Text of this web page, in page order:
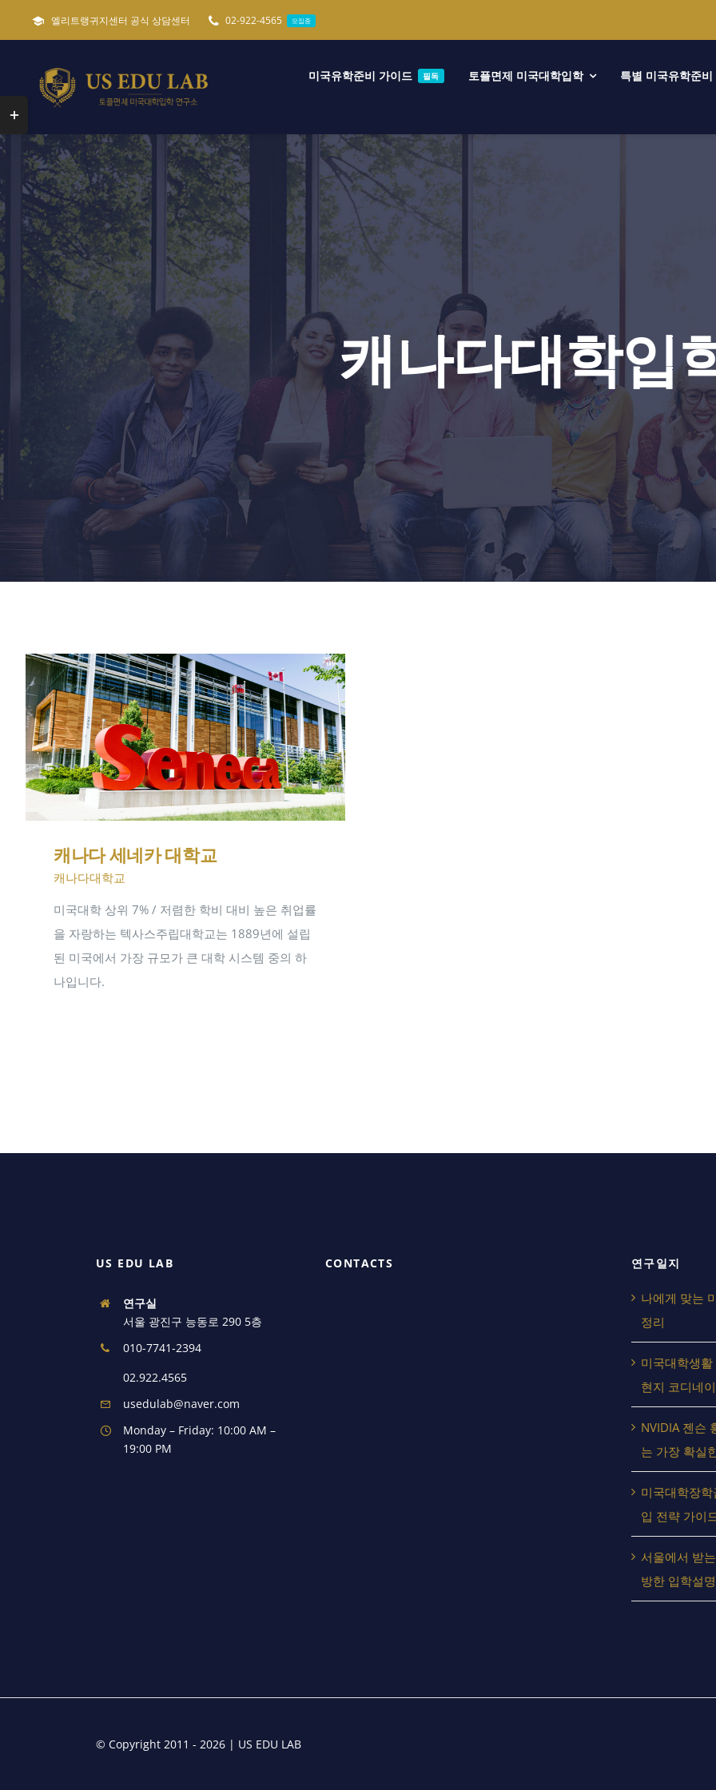
너
뛰
기
엘리트랭귀지센터 공식 상담센터 02-922-4565 모집중
미국유학준비 가이드 필독 토플면제 미국대학입학 특별 미국유학준비
캐나다대학입
캐나다 세네카 대학교
캐나다대학교
미국대학 상위 7% / 저렴한 학비 대비 높은 취업률
을 자랑하는 텍사스주립대학교는 1889년에 설립
된 미국에서 가장 규모가 큰 대학 시스템 중의 하
나입니다.
US EDU LAB
연구실
서울 광진구 능동로 290 5층
010-7741-2394
02.922.4565
usedulab@naver.com
Monday – Friday: 10:00 AM –
19:00 PM
CONTACTS 연구일지
나에게 맞는
정리
미국대학생
현지 코디네
NVIDIA 젠슨
는 가장 확실
미국대학장
입 전략 가이
서울에서 받
방한 입학설
© Copyright 2011 - 2026 | US EDU LAB
Toggle
Sliding
Bar
Area